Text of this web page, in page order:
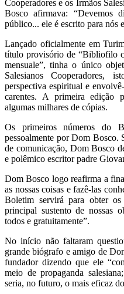
Cooperadores e os Irmãos
Bosco afirmava: “Devemos
público... ele é escrito para nós
Lançado oficialmente em
título provisório de “Bibliofilo
mensuale”, tinha o único
Salesianos Cooperadores,
perspectiva espiritual e
carentes. A primeira
algumas milhares de cópias.
Os primeiros números do
pessoalmente por Dom Bosco.
de comunicação, Dom Bosco
e polêmico escritor padre
Dom Bosco logo reafirma a
as nossas coisas e fazê-las
Boletim servirá para obter os
principal sustento de nossas
todos e gratuitamente”.
No início não faltaram
grande biógrafo e amigo de
fundador dizendo que ele
meio de propaganda
seria, no futuro, o mais eficaz